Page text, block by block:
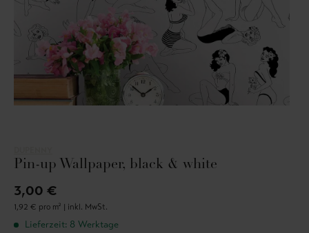
Pin-up Wallpaper, black & white
3,00 €
1,92 € pro m² | inkl. MwSt.
Lieferzeit: 8 Werktage